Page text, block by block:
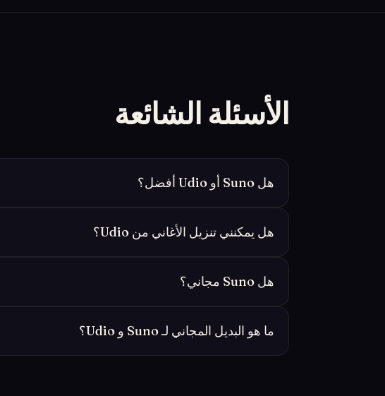
الأسئلة الشائعة
هل Suno أو Udio أفضل؟
هل يمكنني تنزيل الأغاني من Udio؟
هل Suno مجاني؟
ما هو البديل المجاني لـ Suno و Udio؟